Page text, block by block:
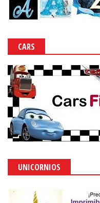
CARS
UNICORNIOS